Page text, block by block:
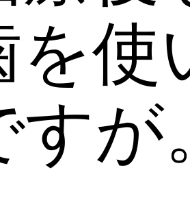
を使
が。